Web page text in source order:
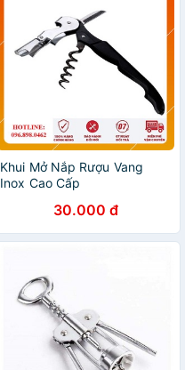
Khui Mở Nắp Rượu Vang
Inox Cao Cấp
30.000 đ